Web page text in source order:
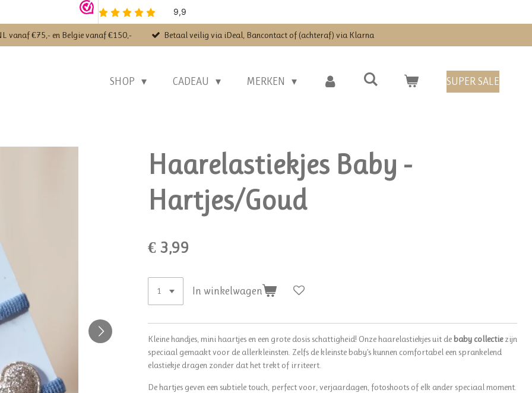
vanaf €75,- en Belgie vanaf €150,- Betaal veilig via iDeal, Bancontact of (achteraf) via Klarna
SHOP CADEAU MERKEN SUPER SALE
Haarelastiekjes Baby -
Hartjes/Goud
€ 3,99
In winkelwagen
Kleine handjes, mini haartjes en een grote dosis schattigheid! Onze haarelastiekjes uit de baby collectiezijn
speciaal gemaakt voor de allerkleinsten. Zelfs de kleinste baby’s kunnen comfortabel een sprankelend
elastiekje dragen zonder dat het trekt of irriteert.
De hartjes geven een subtiele touch, perfect voor, verjaardagen, fotoshoots of elk ander speciaal moment.